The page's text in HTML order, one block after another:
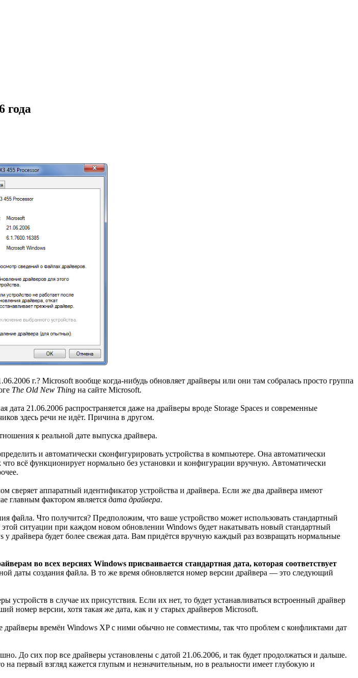
года
г.? Microsoft вообще когда-нибудь обновляет драйверы или они там собралась просто группа
The Old New Thing на сайте Microsoft.
дата 21.06.2006 распространяется даже на драйверы вроде Storage Spaces и современные
здесь речи не идёт. Причина в другом.
к реальной дате выпуска драйвера.
и автоматически сконфигурировать устройства в компьютере. Она автоматически
что всё функционирует нормально без установки и конфигурации вручную. Автоматичеcки
сверяет аппаратный идентификатор устройства и драйвера. Если же два драйвера имеют
главным фактором является дата драйвера.
файла. Что получится? Предположим, что ваше устройство может использовать стандартный
ситуации при каждом новом обновлении Windows будет накатывать новый стандартный
драйвера будет более свежая дата. Вам придётся вручную каждый раз возвращать нормальные
во всех версиях Windows присваивается стандартная дата, которая соответствует
даты создания файла. В то же время обновляется номер версии драйвера — это следующий
в случае их присутствия. Если их нет, то будет устанавливаться встроенный драйвер
номер версии, хотя такая же дата, как и у старых драйверов Microsoft.
времён Windows XP с ними обычно не совместимы, так что проблем с конфликтами дат
До сих пор все драйверы установлены с датой 21.06.2006, и так будет продолжаться и дальше.
первый взгляд кажется глупым и незначительным, но в реальности имеет глубокую и